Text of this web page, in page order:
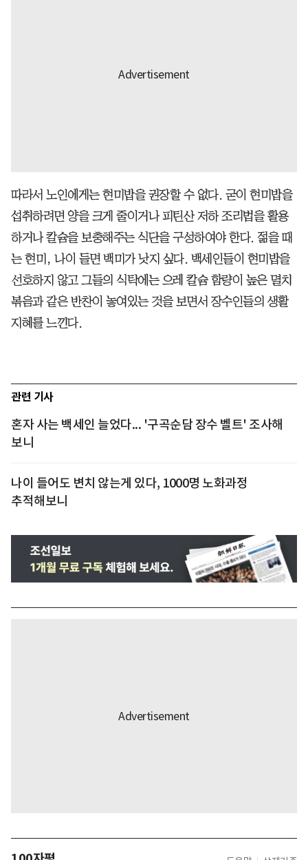
따라서 노인에게는 현미밥을 권장할 수 없다. 굳이 현미밥을
섭취하려면 양을 크게 줄이거나 피틴산 저하 조리법을 활용
하거나 칼슘을 보충해주는 식단을 구성하여야 한다. 젊을 때
는 현미, 나이 들면 백미가 낫지 싶다. 백세인들이 현미밥을
선호하지 않고 그들의 식탁에는 으레 칼슘 함량이 높은 멸치
볶음과 같은 반찬이 놓여있는 것을 보면서 장수인들의 생활
지혜를 느낀다.
관련 기사
혼자 사는 백세인 늘었다... '구곡순담 장수 벨트' 조사해
보니
나이 들어도 변치 않는게 있다, 1000명 노화과정
추적해보니